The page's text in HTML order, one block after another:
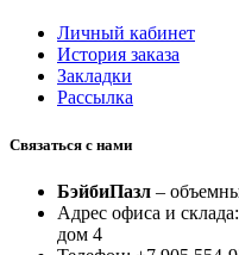
Личный кабинет
История заказа
Закладки
Рассылка
Связаться с нами
БэйбиПазл –
Адрес офиса и
дом 4